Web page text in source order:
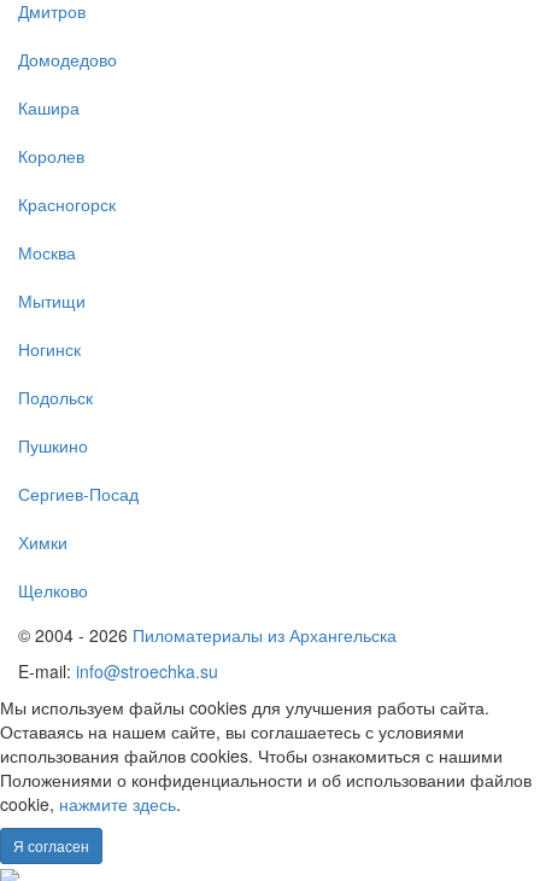
Дмитров
Домодедово
Кашира
Королев
Красногорск
Москва
Мытищи
Ногинск
Подольск
Пушкино
Сергиев-Посад
Химки
Щелково
© 2004 - 2026 Пиломатериалы из Архангельска
E-mail: info@stroechka.su
Мы используем файлы cookies для улучшения работы сайта.
Оставаясь на нашем сайте, вы соглашаетесь с условиями
использования файлов cookies. Чтобы ознакомиться с нашими
Положениями о конфиденциальности и об использовании файлов
cookie, нажмите здесь.
Я согласен